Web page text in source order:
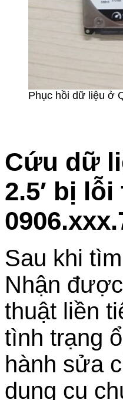
Phục hồi dữ liệu ở
Cứu dữ
2.5′ bị
Sau khi
Nhận
thuật liền
tình trạng
hành sửa
dụng cụ